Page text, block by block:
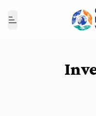
Toggle Menu